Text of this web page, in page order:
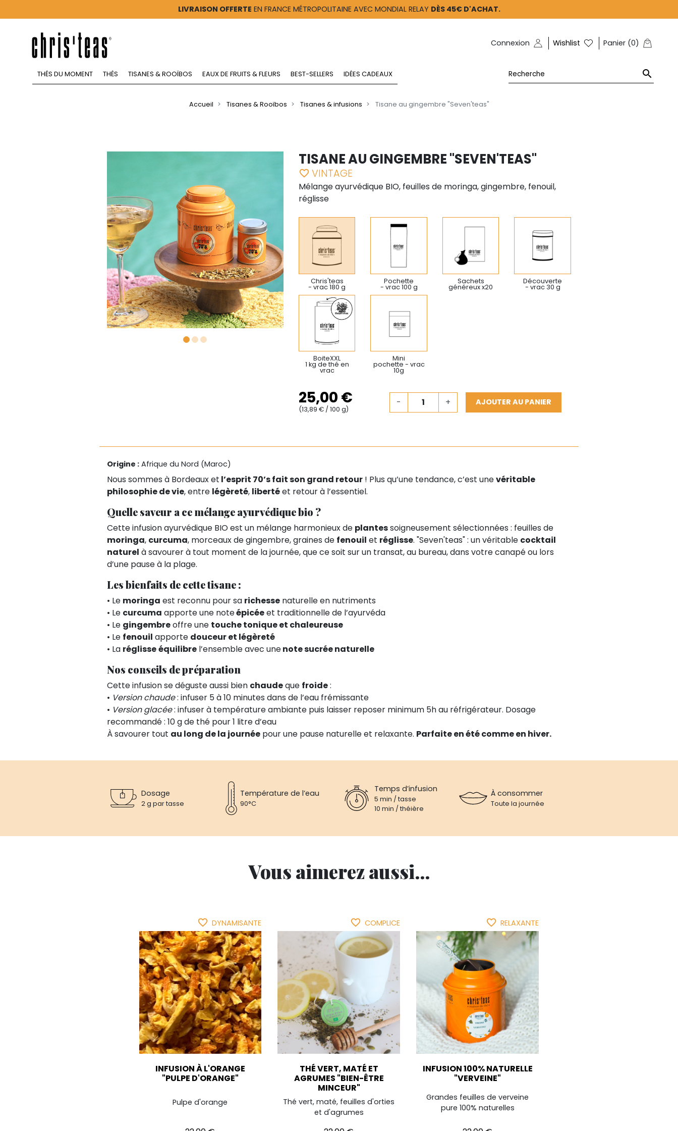
LIVRAISON OFFERTE EN FRANCE MÉTROPOLITAINE AVEC MONDIAL RELAY DÈS 45€ D'ACHAT.
Connexion Wishlist Panier (0)
THÉS DU MOMENT THÉS TISANES & ROOÏBOS EAUX DE FRUITS & FLEURS BEST-SELLERS IDÉES CADEAUX 
Accueil Tisanes & Rooïbos Tisanes & infusions Tisane au gingembre "Seven'teas"
TISANE AU GINGEMBRE "SEVEN'TEAS"
favorite_border VINTAGE
Mélange ayurvédique BIO, feuilles de moringa, gingembre, fenouil,
réglisse
Chris'teas
- vrac 180 g
Pochette
- vrac 100 g
Sachets
généreux x20
Découverte
- vrac 30 g
BoiteXXL
1 kg de thé en
vrac
Mini
pochette - vrac
10g
25,00 €
(13,89 € / 100 g)
- + AJOUTER AU PANIER
Origine : Afrique du Nord (Maroc)
Nous sommes à Bordeaux et l’esprit 70’s fait son grand retour ! Plus qu’une tendance, c’est unevéritable
philosophie de vie, entre légèreté, libertéet retour à l’essentiel.
Quelle saveur a ce mélange ayurvédique bio ?
Cette infusion ayurvédique BIO est un mélange harmonieux de plantessoigneusement sélectionnées : feuilles de
moringa, curcuma, morceaux de gingembre, graines de fenouil et réglisse. "Seven'teas" : un véritable cocktail
naturel à savourer à tout moment de la journée, que ce soit sur un transat, au bureau, dans votre canapé ou lors
d’une pause à la plage.
Les bienfaits de cette tisane :
• Le moringa est reconnu pour sa richesse naturelle en nutriments
• Le curcuma apporte une noteépicéeet traditionnelle de l’ayurvéda
• Le gingembreoffre une touche tonique et chaleureuse
• Le fenouil apporte douceur et légèreté
• La réglisseéquilibre l’ensemble avec unenote sucrée naturelle
Nos conseils de préparation
Cette infusion se déguste aussi bien chaudeque froide:
• Version chaude: infuser 5 à 10 minutes dans de l’eau frémissante
• Version glacée: infuser à température ambiante puis laisser reposer minimum 5h au réfrigérateur. Dosage
recommandé : 10 g de thé pour 1 litre d’eau
À savourer tout au long de la journée pour une pause naturelle et relaxante. Parfaite en été comme en hiver.
Dosage
2 g par tasse
Température de l’eau
90°C
Temps d’infusion
5 min / tasse
10 min / théière
À consommer
Toute la journée
Vous aimerez aussi...
favorite_border DYNAMISANTE
INFUSION À L'ORANGE
"PULPE D'ORANGE"
Pulpe d'orange
favorite_border COMPLICE
THÉ VERT, MATÉ ET
AGRUMES "BIEN-ÊTRE
MINCEUR"
Thé vert, maté, feuilles d'orties
et d'agrumes
favorite_border RELAXANTE
INFUSION 100% NATURELLE
"VERVEINE"
Grandes feuilles de verveine
pure 100% naturelles